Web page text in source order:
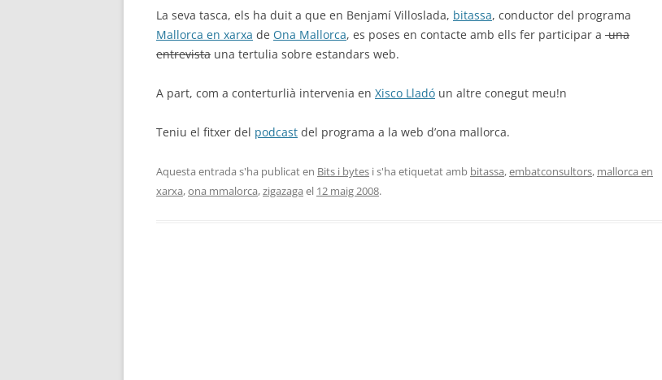
La seva tasca, els ha duit a que en Benjamí Villoslada, bitassa, conductor del programa
Mallorca en xarxa de Ona Mallorca, es poses en contacte amb ells fer participar a una
entrevista una tertulia sobre estandars web.
A part, com a conterturlià intervenia en Xisco Lladó un altre conegut meu!n
Teniu el fitxer del podcast del programa a la web d’ona mallorca.
Aquesta entrada s'ha publicat en Bits i bytes i s'ha etiquetat amb bitassa,embatconsultors, mallorca en
xarxa,ona mmalorca,zigazaga el 12 maig 2008.